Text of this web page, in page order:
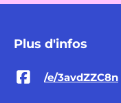
Plus d'infos
/e/3avdZZC8n